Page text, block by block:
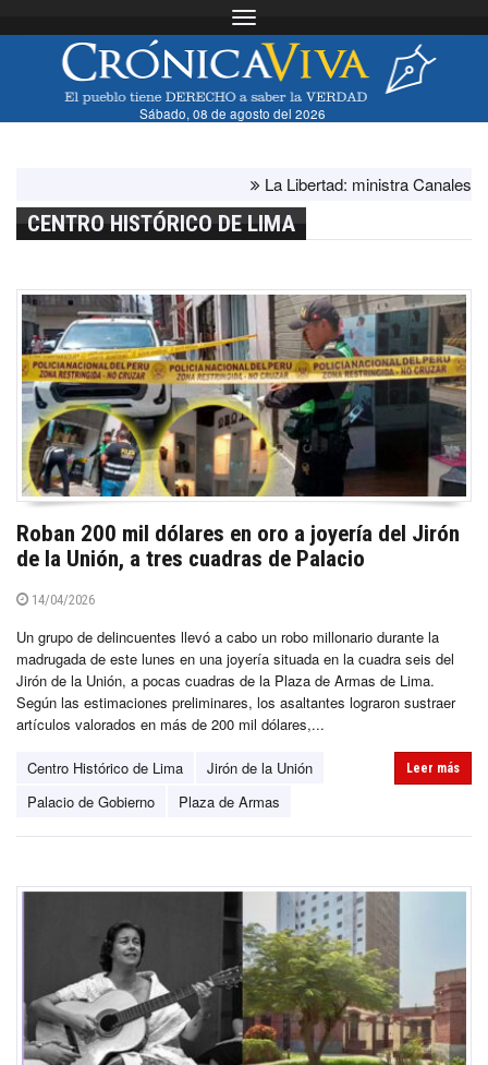
Toggle navigation
Sábado, 08 de agosto del 2026
La Libertad: ministra Canales
CENTRO HISTÓRICO DE LIMA
Roban 200 mil dólares en oro a joyería del Jirón
de la Unión, a tres cuadras de Palacio
14/04/2026
Un grupo de delincuentes llevó a cabo un robo millonario durante la
madrugada de este lunes en una joyería situada en la cuadra seis del
Jirón de la Unión, a pocas cuadras de la Plaza de Armas de Lima.
Según las estimaciones preliminares, los asaltantes lograron sustraer
artículos valorados en más de 200 mil dólares,...
Centro Histórico de Lima
Jirón de la Unión
Palacio de Gobierno
Plaza de Armas
Leer más